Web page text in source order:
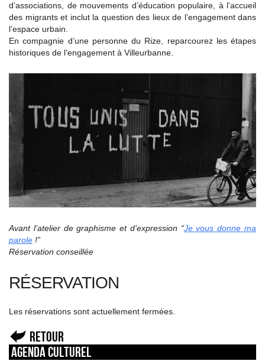
d’associations, de mouvements d’éducation populaire, à l’accueil
des migrants et inclut la question des lieux de l’engagement dans
l’espace urbain.
En compagnie d’une personne du Rize, reparcourez les étapes
historiques de l’engagement à Villeurbanne.
Avant l’atelier de graphisme et d’expression “Je vous donne ma
parole !”
Réservation conseillée
RÉSERVATION
Les réservations sont actuellement fermées.
Retour
Agenda culturel